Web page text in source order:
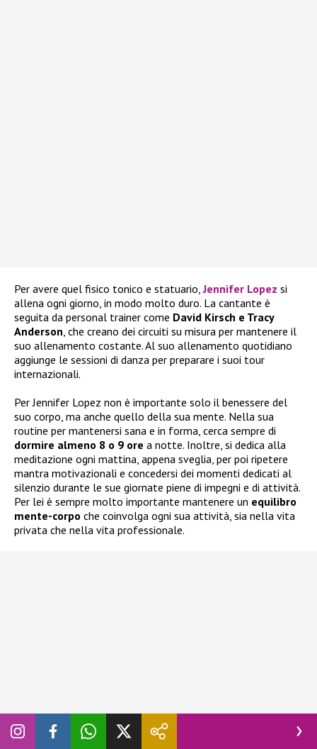
Per avere quel fisico tonico e statuario,Jennifer Lopez si
allena ogni giorno, in modo molto duro. La cantante è
seguita da personal trainer come David Kirsch e Tracy
Anderson , che creano dei circuiti su misura per mantenere il
suo allenamento costante. Al suo allenamento quotidiano
aggiunge le sessioni di danza per preparare i suoi tour
internazionali.
Per Jennifer Lopez non è importante solo il benessere del
suo corpo, ma anche quello della sua mente. Nella sua
routine per mantenersi sana e in forma, cerca sempre di
dormire almeno 8 o 9 ore a notte. Inoltre, si dedica alla
meditazione ogni mattina, appena sveglia, per poi ripetere
mantra motivazionali e concedersi dei momenti dedicati al
silenzio durante le sue giornate piene di impegni e di attività.
Per lei è sempre molto importante mantenere un equilibro
mente-corpo che coinvolga ogni sua attività, sia nella vita
privata che nella vita professionale.